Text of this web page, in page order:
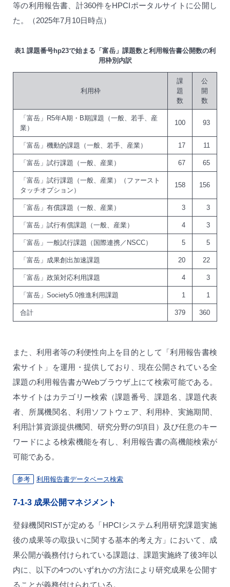
等の利用報告書、計360件をHPCIポータルサイトに公開し
た。（2025年7月10日時点）
表1 課題番号hp23で始まる「富岳」課題数と利用報告書公開数の利
用枠別内訳
利用枠
課
題
数
公
開
数
「富岳」R5年A期・B期課題（一般、若手、産
業）
100 93
「富岳」機動的課題（一般、若手、産業） 17 11
「富岳」試行課題（一般、産業） 67 65
「富岳」試行課題（一般、産業）（ファースト
タッチオプション）
158 156
「富岳」有償課題（一般、産業） 3 3
「富岳」試行有償課題（一般、産業） 4 3
「富岳」一般試行課題（国際連携／NSCC） 5 5
「富岳」成果創出加速課題 20 22
「富岳」政策対応利用課題 4 3
「富岳」Society5.0推進利用課題 1 1
合計 379 360
また、利用者等の利便性向上を目的として「利用報告書検
索サイト」を運用・提供しており、現在公開されている全
課題の利用報告書がWebブラウザ上にて検索可能である。
本サイトはカテゴリー検索（課題番号、課題名、課題代表
者、所属機関名、利用ソフトウェア、利用枠、実施期間、
利用計算資源提供機関、研究分野の9項目）及び任意のキー
ワードによる検索機能を有し、利用報告書の高機能検索が
可能である。
参考 利用報告書データベース検索
7-1-3 成果公開マネジメント
登録機関RISTが定める「HPCIシステム利用研究課題実施
後の成果等の取扱いに関する基本的考え方」において、成
果公開が義務付けられている課題は、課題実施終了後3年以
内に、以下の4つのいずれかの方法により研究成果を公開す
ることが義務付けられている。